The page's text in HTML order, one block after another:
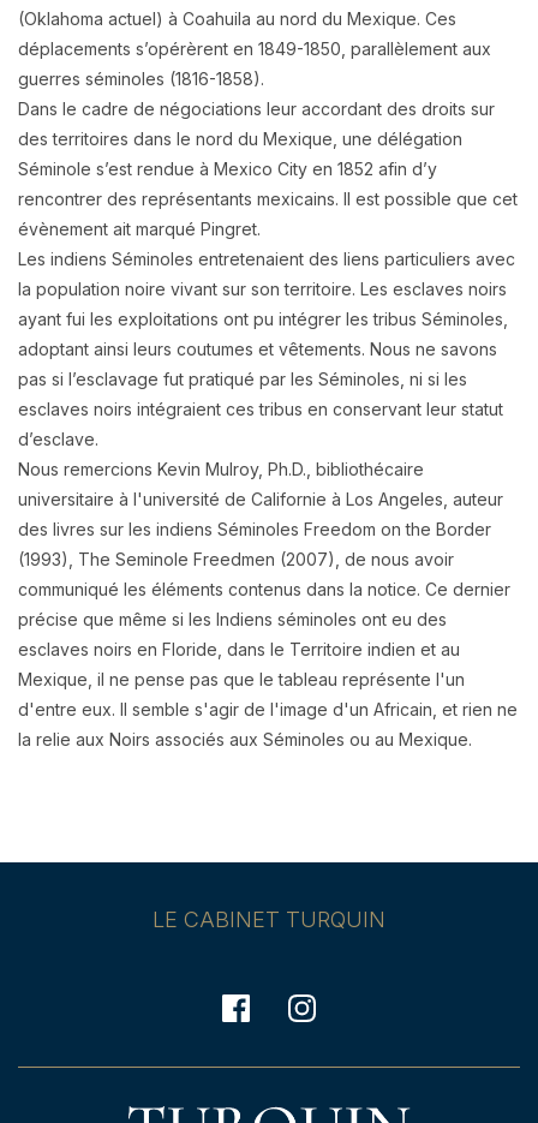
(Oklahoma actuel) à Coahuila au nord du Mexique. Ces
déplacements s’opérèrent en 1849-1850, parallèlement aux
guerres séminoles (1816-1858).
Dans le cadre de négociations leur accordant des droits sur
des territoires dans le nord du Mexique, une délégation
Séminole s’est rendue à Mexico City en 1852 afin d’y
rencontrer des représentants mexicains. Il est possible que cet
évènement ait marqué Pingret.
Les indiens Séminoles entretenaient des liens particuliers avec
la population noire vivant sur son territoire. Les esclaves noirs
ayant fui les exploitations ont pu intégrer les tribus Séminoles,
adoptant ainsi leurs coutumes et vêtements. Nous ne savons
pas si l’esclavage fut pratiqué par les Séminoles, ni si les
esclaves noirs intégraient ces tribus en conservant leur statut
d’esclave.
Nous remercions Kevin Mulroy, Ph.D., bibliothécaire
universitaire à l'université de Californie à Los Angeles, auteur
des livres sur les indiens Séminoles Freedom on the Border
(1993), The Seminole Freedmen (2007), de nous avoir
communiqué les éléments contenus dans la notice. Ce dernier
précise que même si les Indiens séminoles ont eu des
esclaves noirs en Floride, dans le Territoire indien et au
Mexique, il ne pense pas que le tableau représente l'un
d'entre eux. Il semble s'agir de l'image d'un Africain, et rien ne
la relie aux Noirs associés aux Séminoles ou au Mexique.
LE CABINET TURQUIN